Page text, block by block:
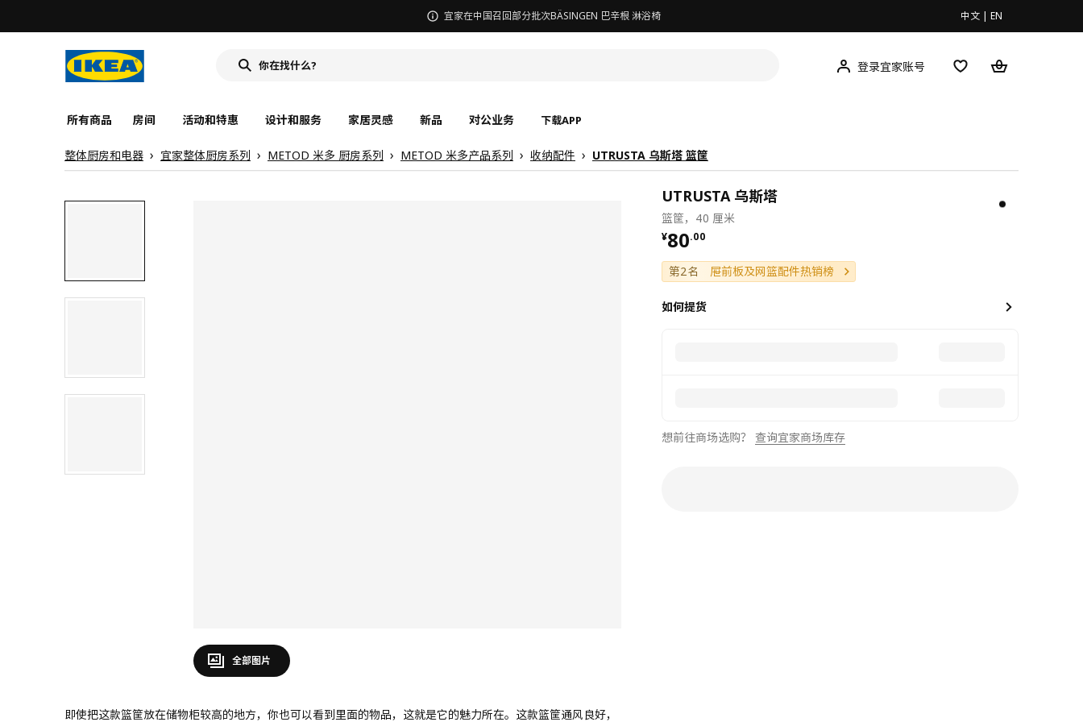
宜家在中国召回部分批次BÄSINGEN 巴辛根 淋浴椅 中文 | EN
登录宜家账号
所有商品 房间 活动和特惠 设计和服务 家居灵感 新品 对公业务 下载APP
整体厨房和电器 宜家整体厨房系列 METOD 米多 厨房系列 METOD 米多产品系列 收纳配件 UTRUSTA 乌斯塔 篮筐
全部图片
即使把这款篮筐放在储物柜较高的地方，你也可以看到里面的物品，这就是它的魅力所在。这款篮筐通风良好，
UTRUSTA 乌斯塔
篮筐，40 厘米
¥80.00
¥ 80.00
第2名 屉前板及网篮配件热销榜
如何提货
想前往商场选购？ 查询宜家商场库存